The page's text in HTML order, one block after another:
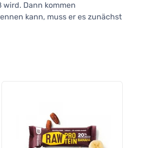
wird. Dann kommen
kann, muss er es zunächst